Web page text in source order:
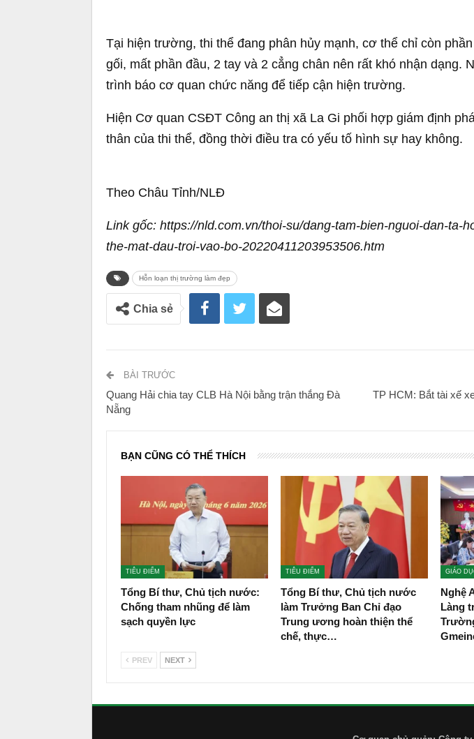
Tại hiện trường, thi thể đang phân hủy mạnh, cơ thể chỉ còn
gối, mất phần đầu, 2 tay và 2 cẳng chân nên rất khó nhận dạng.
trình báo cơ quan chức năng để tiếp cận hiện trường.
Hiện Cơ quan CSĐT Công an thị xã La Gi phối hợp giám định
thân của thi thể, đồng thời điều tra có yếu tố hình sự hay không.
Theo Châu Tỉnh/NLĐ
Link gốc: https://nld.com.vn/thoi-su/dang-tam-bien-nguoi-dan-ta-
the-mat-dau-troi-vao-bo-20220411203953506.htm
Hỗn loạn thị trường làm đẹp
Chia sẻ
BÀI TRƯỚC
Quang Hải chia tay CLB Hà Nội bằng trận thắng Đà
Nẵng
TP HCM: Bắt tài xế
BẠN CŨNG CÓ THỂ THÍCH
TIÊU ĐIỂM
Tổng Bí thư, Chủ tịch nước:
Chống tham nhũng để làm
sạch quyền lực
TIÊU ĐIỂM
Tổng Bí thư, Chủ tịch nước
làm Trưởng Ban Chỉ đạo
Trung ương hoàn thiện thể
chế, thực…
GIÁO
Nghệ
Làng
PREV NEXT